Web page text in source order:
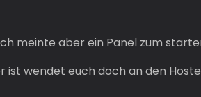
meinte aber ein Panel zum
ist wendet euch doch an den